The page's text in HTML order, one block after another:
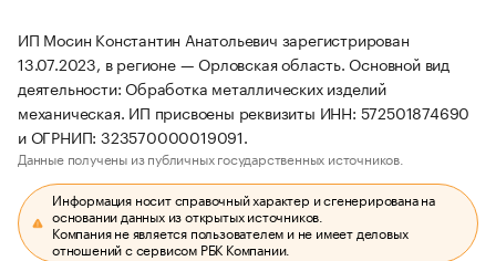
ИП Мосин Константин Анатольевич зарегистрирован
13.07.2023, в регионе — Орловская область. Основной вид
деятельности: Обработка металлических изделий
механическая. ИП присвоены реквизиты ИНН: 572501874690
и ОГРНИП: 323570000019091.
Данные получены из публичных государственных источников.
Информация носит справочный характер и сгенерирована на
основании данных из открытых источников.
Компания не является пользователем и не имеет деловых
отношений с сервисом РБК Компании.